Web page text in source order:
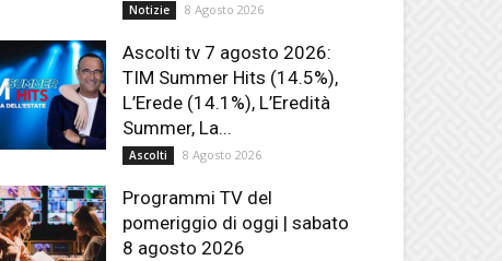
Notizie 8 Agosto 2026
Ascolti tv 7 agosto 2026:
TIM Summer Hits (14.5%),
L’Erede (14.1%), L’Eredità
Summer, La...
Ascolti 8 Agosto 2026
Programmi TV del
pomeriggio di oggi | sabato
8 agosto 2026